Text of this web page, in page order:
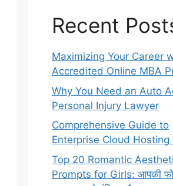
Recent
Maximizing Your Career
Accredited Online MBA
Why You Need an Auto
Personal Injury Lawyer
Comprehensive Guide to
Enterprise Cloud Hosting
Top 20 Romantic
Prompts for Girls: आपकी